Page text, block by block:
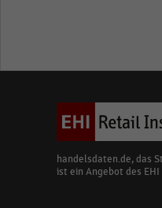
handelsdaten.de, das
ist ein Angebot des